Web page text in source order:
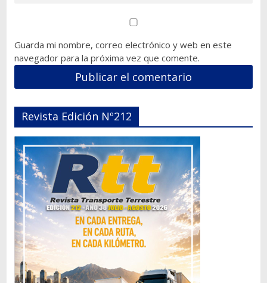
Guarda mi nombre, correo electrónico y web en este
navegador para la próxima vez que comente.
Revista Edición Nº212